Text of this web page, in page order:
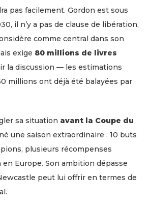
pas facilement. Gordon est sous
il n’y a pas de clause de libération,
comme central dans son
exige 80 millions de livres
la discussion — les estimations
millions ont déjà été balayées par
sa situation avant la Coupe du
une saison extraordinaire : 10 buts
plusieurs récompenses
en Europe. Son ambition dépasse
peut lui offrir en termes de